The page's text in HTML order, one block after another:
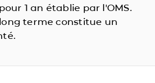
1 an établie par l'OMS.
terme constitue un